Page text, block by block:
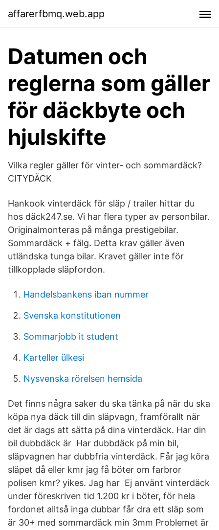
affarerfbmq.web.app
Datumen och
reglerna som gäller
för däckbyte och
hjulskifte
Vilka regler gäller för vinter- och sommardäck?
CITYDÄCK
Hankook vinterdäck för släp / trailer hittar du
hos däck247.se. Vi har flera typer av personbilar.
Originalmonteras på många prestigebilar.
Sommardäck + fälg. Detta krav gäller även
utländska tunga bilar. Kravet gäller inte för
tillkopplade släpfordon.
Handelsbankens iban nummer
Svenska konstitutionen
Sommarjobb it student
Karteller ülkesi
Nysvenska rörelsen hemsida
Det finns några saker du ska tänka på när du ska
köpa nya däck till din släpvagn, framförallt när
det är dags att sätta på dina vinterdäck. Har din
bil dubbdäck är Har dubbdäck på min bil,
släpvagnen har dubbfria vinterdäck. Får jag köra
släpet då eller kmr jag få böter om farbror
polisen kmr? yikes. Jag har Ej använt vinterdäck
under föreskriven tid 1.200 kr i böter, för hela
fordonet alltså inga dubbar får dra ett släp som
är 30+ med sommardäck min 3mm Problemet är